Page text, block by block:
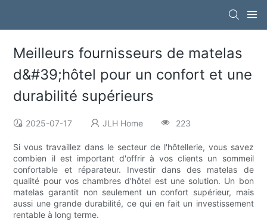
Meilleurs fournisseurs de matelas
d&#39;hôtel pour un confort et une
durabilité supérieurs
2025-07-17 JLH Home 223
Si vous travaillez dans le secteur de l'hôtellerie, vous savez
combien il est important d'offrir à vos clients un sommeil
confortable et réparateur. Investir dans des matelas de
qualité pour vos chambres d'hôtel est une solution. Un bon
matelas garantit non seulement un confort supérieur, mais
aussi une grande durabilité, ce qui en fait un investissement
rentable à long terme.